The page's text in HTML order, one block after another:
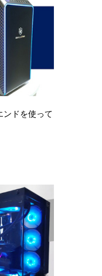
ンドを使って